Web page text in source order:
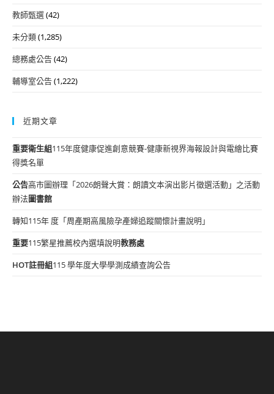
教師甄選(42)
未分類(1,285)
總務處公告(42)
輔導室公告(1,222)
近期文章
重要衛生組115年度健康促進創意競賽-健康新視界海報設計與電繪比賽
得獎名單
公告高市圖辦理「2026朗聲大賞：朗讀文本演出影片徵選活動」之活動
辦法圖書館
轉知115年 度「周產期高風險孕產婦追蹤關懷計畫說明」
重要115繁星推薦校內選填說明教務處
HOT註冊組115 學年度大學學測成績查詢公告